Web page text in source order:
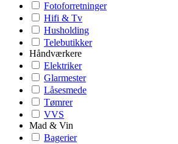
Fotoforretninger
Hifi & Tv
Husholding
Telebutikker
Håndværkere
Elektriker
Glarmester
Låsesmede
Tømrer
VVS
Mad & Vin
Bagerier